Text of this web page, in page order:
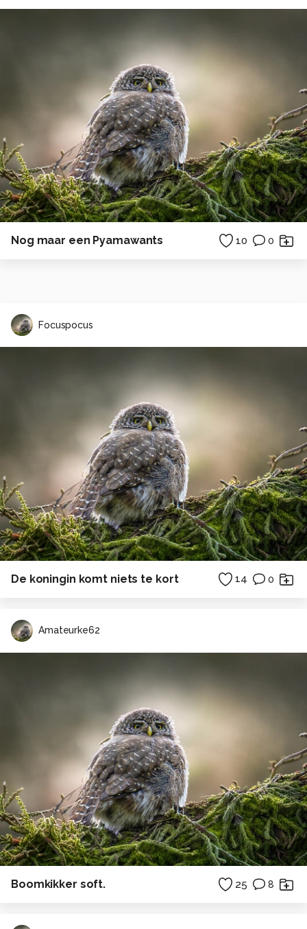
Nog maar een Pyamawants 10 0
Focuspocus
De koningin komt niets te kort 14 0
Amateurke62
Boomkikker soft. 25 8